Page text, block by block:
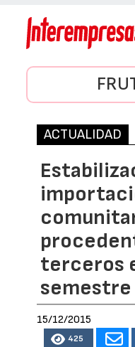
ACTUALIDAD
terceros
semestre
15/12/2015
425